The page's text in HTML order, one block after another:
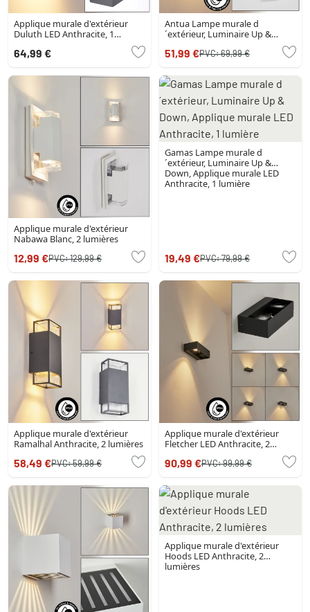
Applique murale d'extérieur
Duluth LED Anthracite, 1
64,99 €
Antua Lampe murale d
´extérieur, Luminaire Up &
51,99 €PVC:69,99 €
Applique murale d'extérieur
Nabawa Blanc, 2 lumières
12,99 €PVC:129,99 €
Gamas Lampe murale d
´extérieur, Luminaire Up &
Down, Applique murale LED
Anthracite, 1 lumière
19,49 €PVC:79,99 €
Applique murale d'extérieur
Ramalhal Anthracite, 2 lumières
58,49 €PVC:59,99 €
Applique murale d'extérieur
Fletcher LED Anthracite, 2
90,99 €PVC:99,99 €
Applique murale d'extérieur
Hoods LED Anthracite, 2
lumières